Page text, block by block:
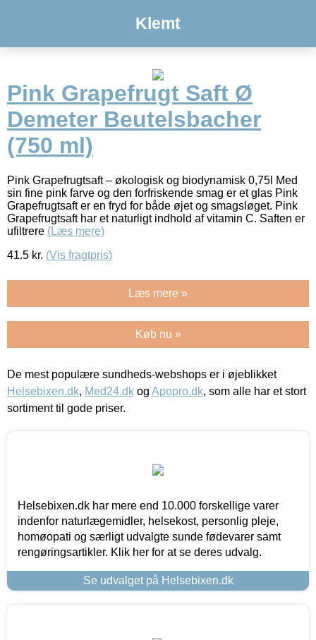
Klemt
Pink Grapefrugt Saft Ø
Demeter Beutelsbacher
(750 ml)
Pink Grapefrugtsaft – økologisk og biodynamisk 0,75l Med
sin fine pink farve og den forfriskende smag er et glas Pink
Grapefrugtsaft er en fryd for både øjet og smagsløget. Pink
Grapefrugtsaft har et naturligt indhold af vitamin C. Saften er
ufiltrere (Læs mere)
41.5 kr. (Vis fragtpris)
Læs mere »
Køb nu »
De mest populære sundheds-webshops er i øjeblikket
Helsebixen.dk, Med24.dk og Apopro.dk, som alle har et stort
sortiment til gode priser.
Helsebixen.dk har mere end 10.000 forskellige varer
indenfor naturlægemidler, helsekost, personlig pleje,
homøopati og særligt udvalgte sunde fødevarer samt
rengøringsartikler. Klik her for at se deres udvalg.
Se udvalget på Helsebixen.dk